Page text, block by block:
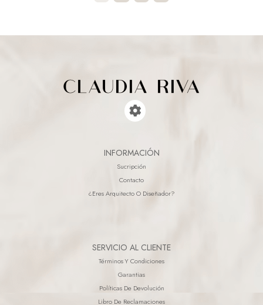
INFORMACIÓN
Sucripción
Contacto
¿eres Arquitecto O Diseñador?
SERVICIO AL CLIENTE
Términos Y Condiciones
Garantias
Políticas De Devolución
Libro De Reclamaciones